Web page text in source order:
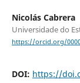
Nicolás Cabrera
Universidade do
https://orcid.org/
DOI: https://